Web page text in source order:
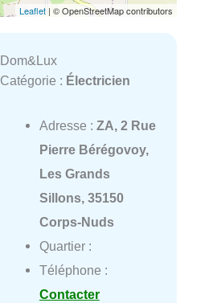
Leaflet | © OpenStreetMap contributors
Dom&Lux
Catégorie : Électricien
Adresse : ZA, 2 Rue
Pierre Bérégovoy,
Les Grands
Sillons, 35150
Corps-Nuds
Quartier :
Téléphone :
Contacter